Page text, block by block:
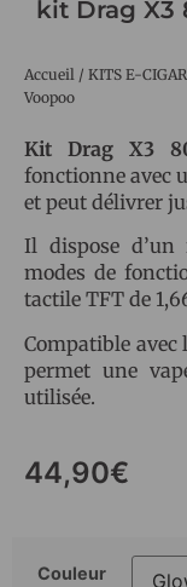
kit Drag X3
Accueil / KITS E-
Voopoo
Kit Drag X3
fonctionne avec
et peut délivrer
Il dispose d’un
modes de
tactile TFT de
Compatible avec
permet une
utilisée.
44,90€
Couleur